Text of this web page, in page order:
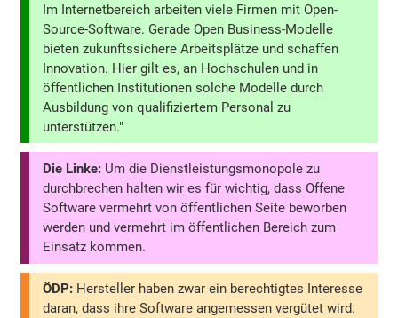
Im Internetbereich arbeiten viele Firmen mit Open-
Source-Software. Gerade Open Business-Modelle
bieten zukunftssichere Arbeitsplätze und schaffen
Innovation. Hier gilt es, an Hochschulen und in
öffentlichen Institutionen solche Modelle durch
Ausbildung von qualifiziertem Personal zu
unterstützen."
Die Linke: Um die Dienstleistungsmonopole zu
durchbrechen halten wir es für wichtig, dass Offene
Software vermehrt von öffentlichen Seite beworben
werden und vermehrt im öffentlichen Bereich zum
Einsatz kommen.
ÖDP: Hersteller haben zwar ein berechtigtes Interesse
daran, dass ihre Software angemessen vergütet wird.